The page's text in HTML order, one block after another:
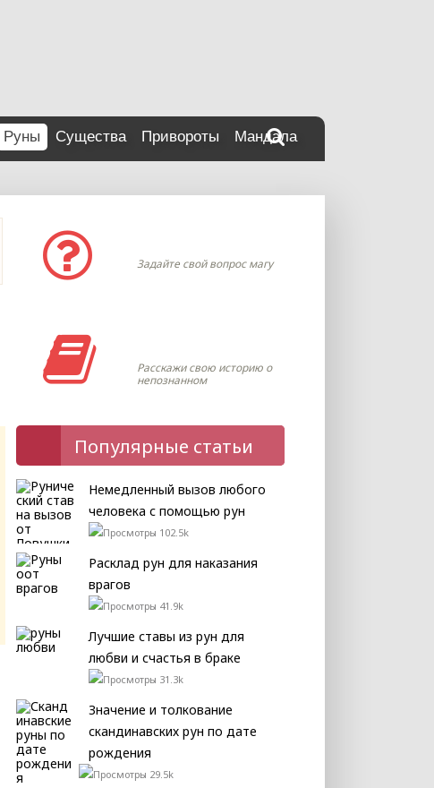
Руны Существа Привороты Мандала
Задайте свой вопрос магу
Расскажи свою историю о
непознанном
Популярные статьи
Немедленный вызов любого
человека с помощью рун
102.5k
Расклад рун для наказания
врагов
41.9k
Лучшие ставы из рун для
любви и счастья в браке
31.3k
Значение и толкование
скандинавских рун по дате
рождения
29.5k